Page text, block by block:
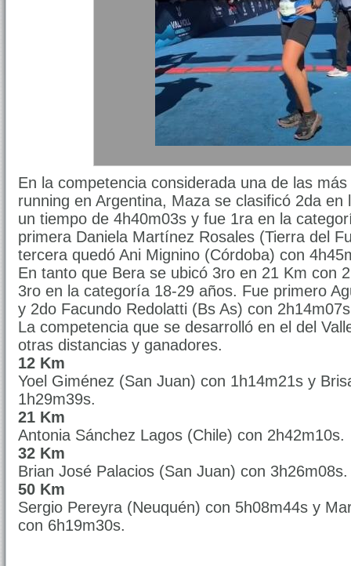
En la competencia considerada una de las
running en Argentina, Maza se clasificó 2da en
un tiempo de 4h40m03s y fue 1ra en la
primera Daniela Martínez Rosales (Tierra del
tercera quedó Ani Mignino (Córdoba) con
En tanto que Bera se ubicó 3ro en 21 Km con
3ro en la categoría 18-29 años. Fue primero
y 2do Facundo Redolatti (Bs As) con
La competencia que se desarrolló en el del
otras distancias y ganadores.
12 Km
Yoel Giménez (San Juan) con 1h14m21s y
1h29m39s.
21 Km
Antonia Sánchez Lagos (Chile) con 2h42m10s.
32 Km
Brian José Palacios (San Juan) con 3h26m08s.
50 Km
Sergio Pereyra (Neuquén) con 5h08m44s y
con 6h19m30s.